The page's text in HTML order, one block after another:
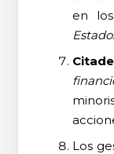
en los
Los